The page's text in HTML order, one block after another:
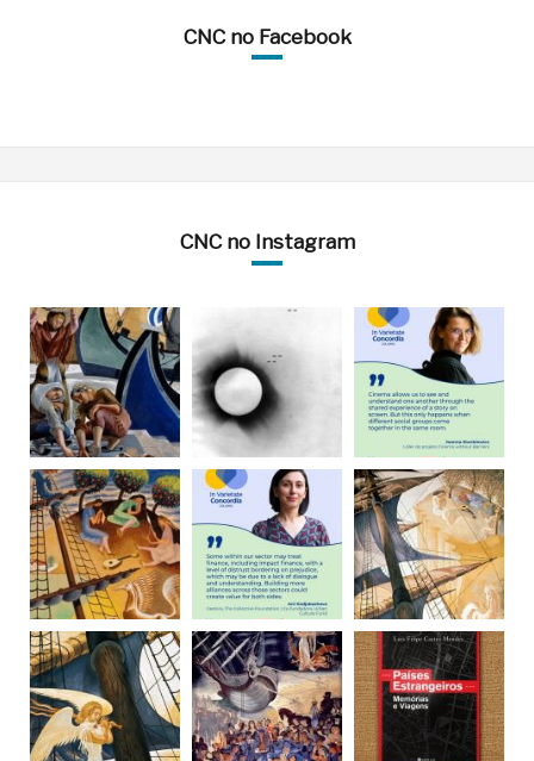
CNC no Facebook
CNC no Instagram